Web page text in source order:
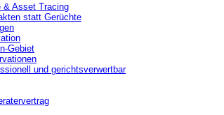
& Asset Tracing
statt Gerüchte
Gebiet
und gerichtsverwertbar